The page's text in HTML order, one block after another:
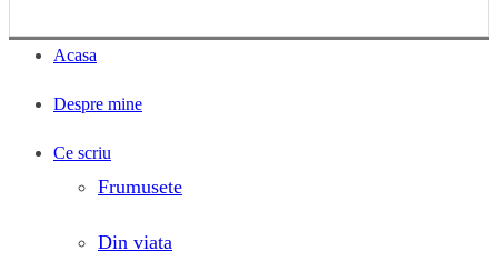
Acasa
Despre mine
Ce scriu
Frumusete
Din viata